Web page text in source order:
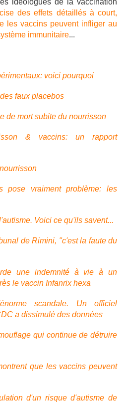
idéologues de la vaccination
des effets détaillés à court,
les vaccins peuvent infliger au
immunitaire...
voici pourquoi
faux placebos
de mort subite du nourrisson
& vaccins: un rapport
pose vraiment problème: les
Voici ce qu'ils savent...
de Rimini, "c'est la faute du
une indemnité à vie à un
le vaccin Infanrix hexa
scandale. Un officiel
a dissimulé des données
qui continue de détruire
que les vaccins peuvent
d'un risque d'autisme de